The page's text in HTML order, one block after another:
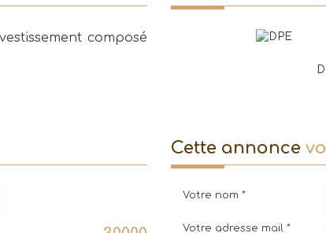
composé
cette annonce
Votre nom *
Votre adresse mail *